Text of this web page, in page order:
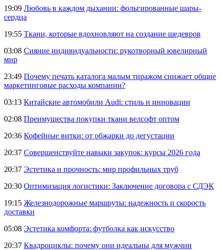
19:09 Любовь в каждом дыхании: фольгированные шары-
сердца
19:55 Ткани, которые вдохновляют на создание шедевров
03:08 Сияние индивидуальности: рукотворный ювелирный
мир
23:49 Почему печать каталога малым тиражом снижает общие
маркетинговые расходы компании?
03:13 Китайские автомобили Audi: стиль и инновации
02:08 Преимущества покупки ткани велсофт оптом
20:36 Кофейные витки: от обжарки до дегустации
20:37 Совершенствуйте навыки закупок: курсы 2026 года
20:37 Эстетика и прочность: мир профильных труб
20:30 Оптимизация логистики: Заключение договора с СДЭК
19:15 Железнодорожные маршруты: надежность и скорость
доставки
05:08 Эстетика комфорта: футболка как искусство
20:37 Квадроциклы: почему они идеальны для мужчин